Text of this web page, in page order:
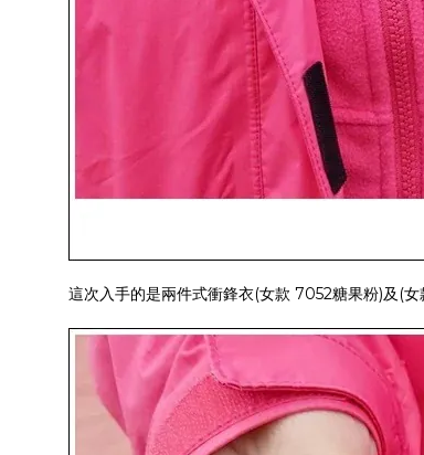
這次入手的是兩件式衝鋒衣(女款 7052糖果粉)及(